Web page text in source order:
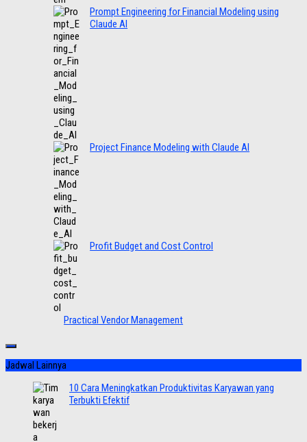
Prompt Engineering for Financial Modeling using
Claude AI
Project Finance Modeling with Claude AI
Profit Budget and Cost Control
Practical Vendor Management
Jadwal Lainnya
10 Cara Meningkatkan Produktivitas Karyawan yang
Terbukti Efektif